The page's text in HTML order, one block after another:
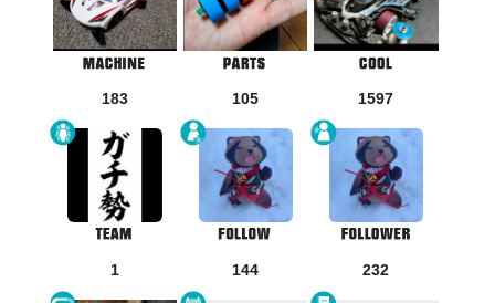
183 105 1597
1 144 232